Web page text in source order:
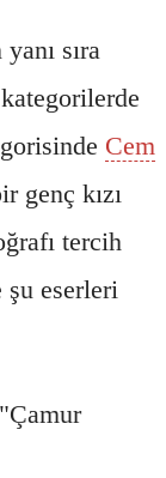
sıra
Cem
genç kızı
tercih
eserleri